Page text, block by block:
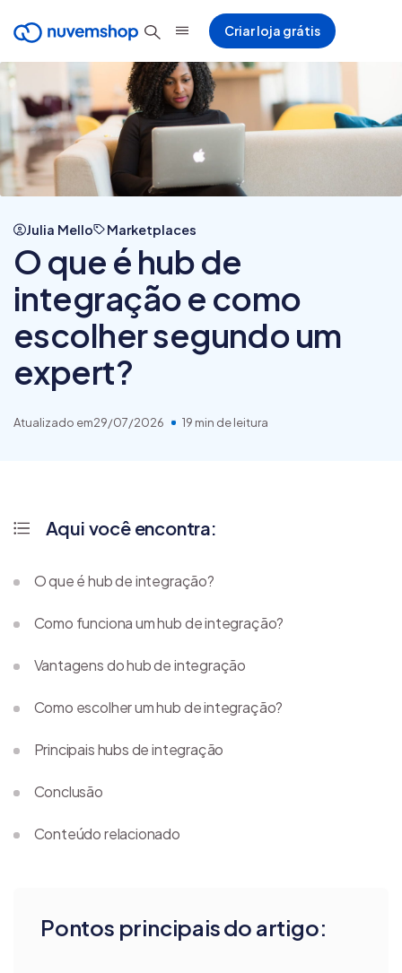
Criar loja grátis
Julia Mello Marketplaces
O que é hub de
integração e como
escolher segundo um
expert?
Atualizado em29/07/2026 19 min de leitura
Pontos principais do artigo:
Aqui você encontra:
O que é hub de integração?
Como funciona um hub de integração?
Vantagens do hub de integração
Como escolher um hub de integração?
Principais hubs de integração
Conclusão
Conteúdo relacionado